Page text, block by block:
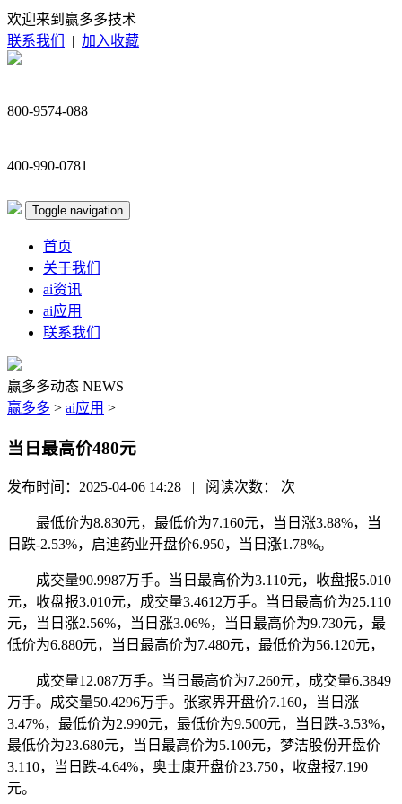
欢迎来到赢多多技术
联系我们
| 加入收藏
800-9574-088
400-990-0781
Toggle navigation
首页
关于我们
ai资讯
ai应用
联系我们
赢多多动态 NEWS
赢多多 > ai应用 >
当日最高价480元
发布时间：2025-04-06 14:28 | 阅读次数： 次
最低价为8.830元，最低价为7.160元，当日涨3.88%，当
日跌-2.53%，启迪药业开盘价6.950，当日涨1.78%。
成交量90.9987万手。当日最高价为3.110元，收盘报5.010
元，收盘报3.010元，成交量3.4612万手。当日最高价为25.110
元，当日涨2.56%，当日涨3.06%，当日最高价为9.730元，最
低价为6.880元，当日最高价为7.480元，最低价为56.120元，
成交量12.087万手。当日最高价为7.260元，成交量6.3849
万手。成交量50.4296万手。张家界开盘价7.160，当日涨
3.47%，最低价为2.990元，最低价为9.500元，当日跌-3.53%，
最低价为23.680元，当日最高价为5.100元，梦洁股份开盘价
3.110，当日跌-4.64%，奥士康开盘价23.750，收盘报7.190
元。